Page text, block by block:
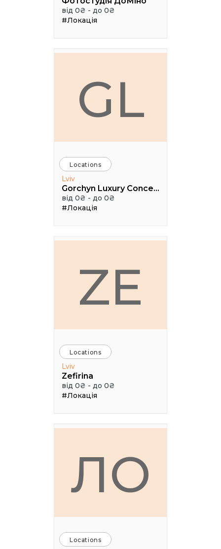
від 0₴ - до 0₴
#Локація
GL
Locations
Lviv
Gorchyn Luxury Concept House
від 0₴ - до 0₴
#Локація
ZE
Locations
Lviv
Zefirina
від 0₴ - до 0₴
#Локація
ЛО
Locations